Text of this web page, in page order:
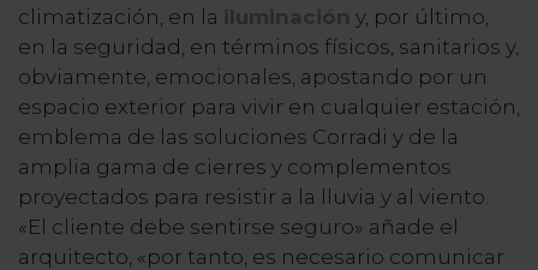
climatización, en la iluminación y, por último,
en la seguridad, en términos físicos, sanitarios y,
obviamente, emocionales, apostando por un
espacio exterior para vivir en cualquier estación,
emblema de las soluciones Corradi y de la
amplia gama de cierres y complementos
proyectados para resistir a la lluvia y al viento.
«El cliente debe sentirse seguro» añade el
arquitecto, «por tanto, es necesario comunicar